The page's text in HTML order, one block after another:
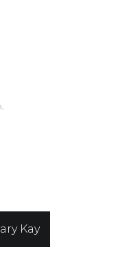
,
Kay